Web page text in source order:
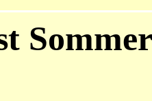
Sommer